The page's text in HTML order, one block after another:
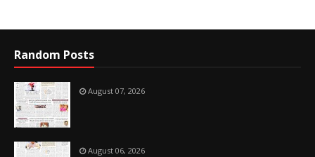
Random Posts
August 07, 2026
August 06, 2026